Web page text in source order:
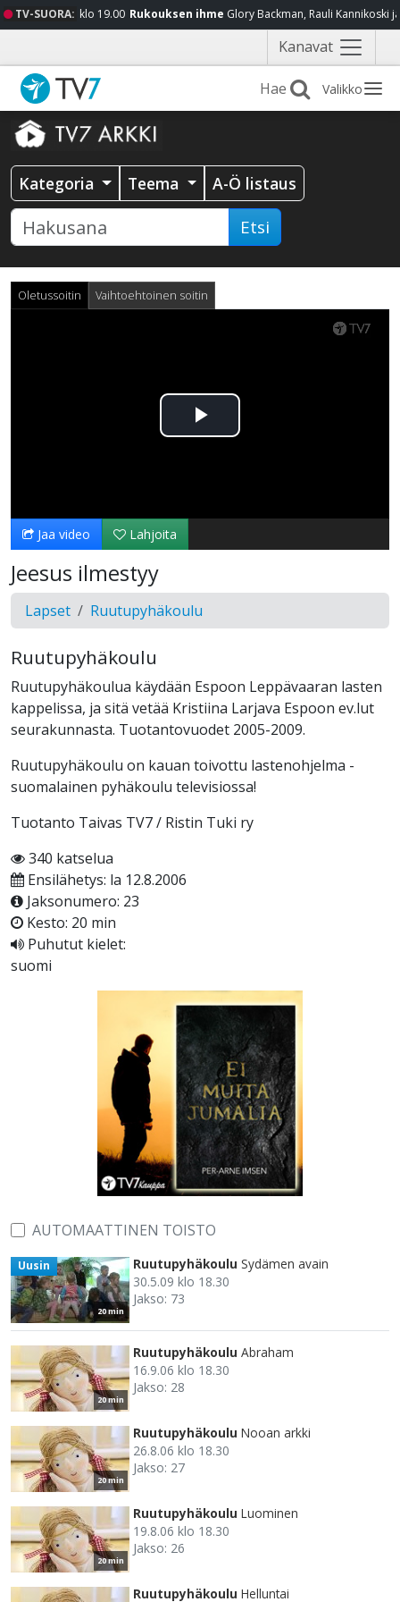
TV-SUORA: klo 19.00 Rukouksen ihme Glory Backman, Rauli Kannikoski
Kanavat Näytä
valikko
Valikko
Kategoria Teema A-Ö listaus
Etsi
Oletussoitin Vaihtoehtoinen soitin
Toista
Jaa video Lahjoita
Jeesus ilmestyy
Lapset Ruutupyhäkoulu
Ruutupyhäkoulu
Ruutupyhäkoulua käydään Espoon Leppävaaran lasten
kappelissa, ja sitä vetää Kristiina Larjava Espoon ev.lut
seurakunnasta. Tuotantovuodet 2005-2009.
Ruutupyhäkoulu on kauan toivottu lastenohjelma -
suomalainen pyhäkoulu televisiossa!
Tuotanto Taivas TV7 / Ristin Tuki ry
340 katselua
Ensilähetys: la 12.8.2006
Jaksonumero: 23
Kesto: 20 min
Puhutut kielet:
suomi
AUTOMAATTINEN TOISTO
20 min
Uusin Ruutupyhäkoulu Sydämen avain
30.5.09 klo 18.30
Jakso: 73
20 min
Ruutupyhäkoulu Abraham
16.9.06 klo 18.30
Jakso: 28
20 min
Ruutupyhäkoulu Nooan arkki
26.8.06 klo 18.30
Jakso: 27
20 min
Ruutupyhäkoulu Luominen
19.8.06 klo 18.30
Jakso: 26
Ruutupyhäkoulu Helluntai